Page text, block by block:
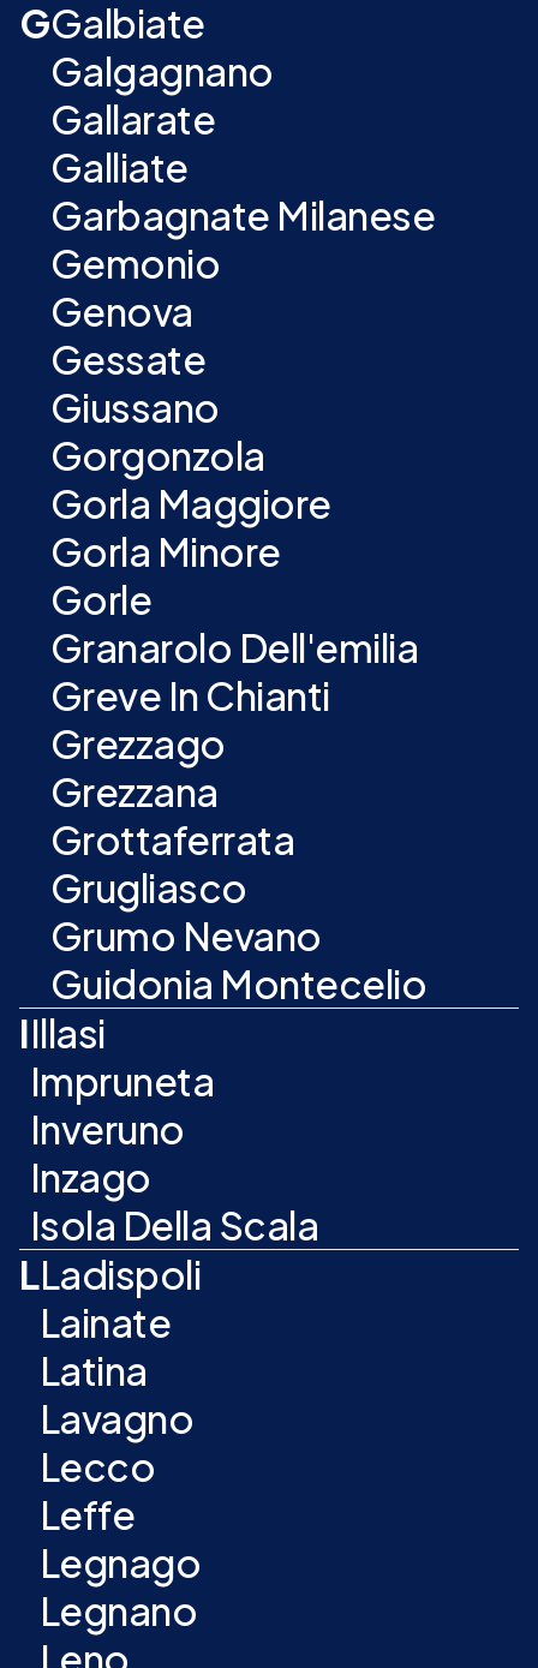
GGalbiate
Galgagnano
Gallarate
Galliate
Garbagnate Milanese
Gemonio
Genova
Gessate
Giussano
Gorgonzola
Gorla Maggiore
Gorla Minore
Gorle
Granarolo Dell'emilia
Greve In Chianti
Grezzago
Grezzana
Grottaferrata
Grugliasco
Grumo Nevano
Guidonia Montecelio
IIllasi
Impruneta
Inveruno
Inzago
Isola Della Scala
LLadispoli
Lainate
Latina
Lavagno
Lecco
Leffe
Legnago
Legnano
Leno